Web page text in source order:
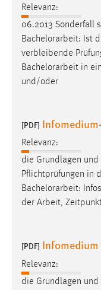
Relevanz:
06.2013 Sonderfall
Bachelorarbeit: Ist
verbleibende
Bachelorarbeit in
und/oder
[PDF]
Relevanz:
die Grundlagen
Pflichtprüfungen in
Bachelorarbeit:
der Arbeit,
[PDF] Infomedium
Relevanz:
die Grundlagen